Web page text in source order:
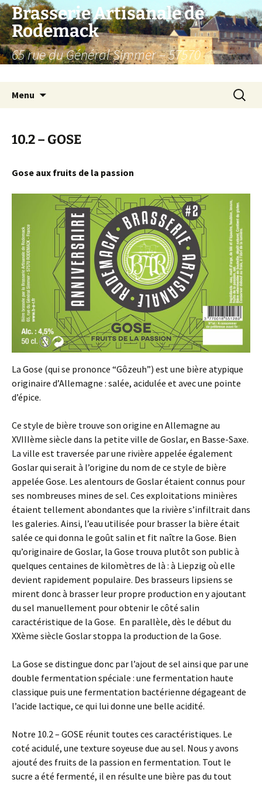
Aller
au
contenu
Brasserie Artisanale de
Rodemack
65 rue du Général Simmer – 57570
Menu
10.2 – GOSE
Gose aux fruits de la passion
La Gose (qui se prononce “Gôzeuh”) est une bière atypique
originaire d’Allemagne : salée, acidulée et avec une pointe
d’épice.
Ce style de bière trouve son origine en Allemagne au
XVIIIème siècle dans la petite ville de Goslar, en Basse-Saxe.
La ville est traversée par une rivière appelée également
Goslar qui serait à l’origine du nom de ce style de bière
appelée Gose. Les alentours de Goslar étaient connus pour
ses nombreuses mines de sel. Ces exploitations minières
étaient tellement abondantes que la rivière s’infiltrait dans
les galeries. Ainsi, l’eau utilisée pour brasser la bière était
salée ce qui donna le goût salin et fit naître la Gose. Bien
qu’originaire de Goslar, la Gose trouva plutôt son public à
quelques centaines de kilomètres de là : à Liepzig où elle
devient rapidement populaire. Des brasseurs lipsiens se
mirent donc à brasser leur propre production en y ajoutant
du sel manuellement pour obtenir le côté salin
caractéristique de la Gose. En parallèle, dès le début du
XXème siècle Goslar stoppa la production de la Gose.
La Gose se distingue donc par l’ajout de sel ainsi que par une
double fermentation spéciale : une fermentation haute
classique puis une fermentation bactérienne dégageant de
l’acide lactique, ce qui lui donne une belle acidité.
Notre 10.2 – GOSE réunit toutes ces caractéristiques. Le
coté acidulé, une texture soyeuse due au sel. Nous y avons
ajouté des fruits de la passion en fermentation. Tout le
sucre a été fermenté, il en résulte une bière pas du tout